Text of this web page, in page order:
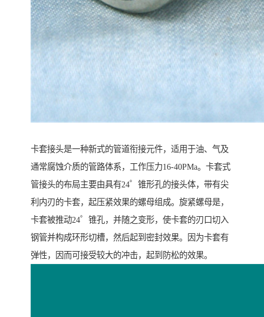
卡套接头是一种新式的管道衔接元件，适用于油、气及
通常腐蚀介质的管路体系，工作压力16-40PMa。卡套式
管接头的布局主要由具有24゜锥形孔的接头体，带有尖
利内刃的卡套，起压紧效果的螺母组成。旋紧螺母是，
卡套被推动24゜锥孔，并随之变形，使卡套的刃口切入
钢管并构成环形切槽，然后起到密封效果。因为卡套有
弹性，因而可接受较大的冲击，起到防松的效果。